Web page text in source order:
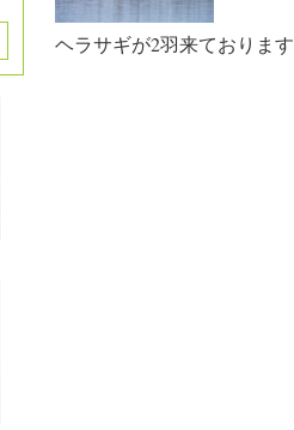
ヘラサギが2羽来ておりま